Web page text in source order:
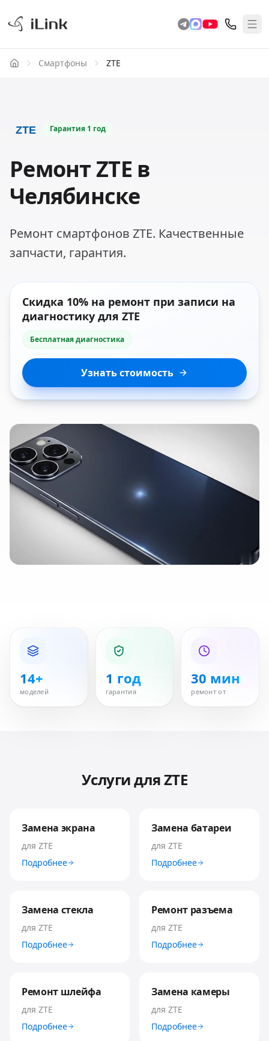
Смартфоны ZTE
Гарантия 1 год
Ремонт ZTE в
Челябинске
Ремонт смартфонов ZTE. Качественные
запчасти, гарантия.
Скидка 10% на ремонт при записи на
диагностику для ZTE
Бесплатная диагностика
Узнать стоимость
14+
моделей
1 год
гарантия
30 мин
ремонт от
Услуги дляZTE
Замена экрана
для ZTE
Подробнее
Замена батареи
для ZTE
Подробнее
Замена стекла
для ZTE
Подробнее
Ремонт разъема
для ZTE
Подробнее
Ремонт шлейфа
для ZTE
Подробнее
Замена камеры
для ZTE
Подробнее